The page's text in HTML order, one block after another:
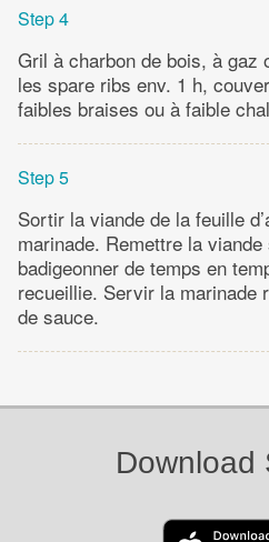
Step 4
Gril à charbon de bois, à gaz
les spare ribs env. 1 h,
faibles braises ou à faible
Step 5
Sortir la viande de la feuille
marinade. Remettre la
badigeonner de temps en
recueillie. Servir la marinade
de sauce.
Download